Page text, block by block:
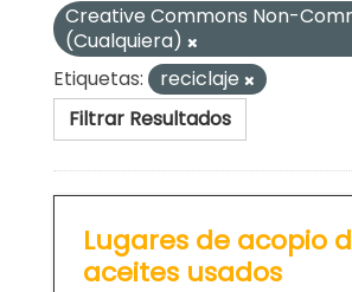
Creative Commons Non-
(Cualquiera)
Etiquetas:
reciclaje
Filtrar Resultados
Lugares de acopio
aceites usados